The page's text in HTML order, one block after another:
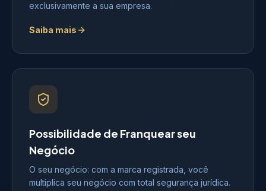
exclusivamente a sua empresa.
Saiba mais
Possibilidade de Franquear seu
Negócio
O seu negócio: com a marca registrada, você
multiplica seu negócio com total segurança jurídica.